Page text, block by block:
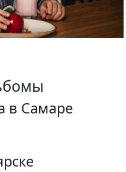
в Самаре